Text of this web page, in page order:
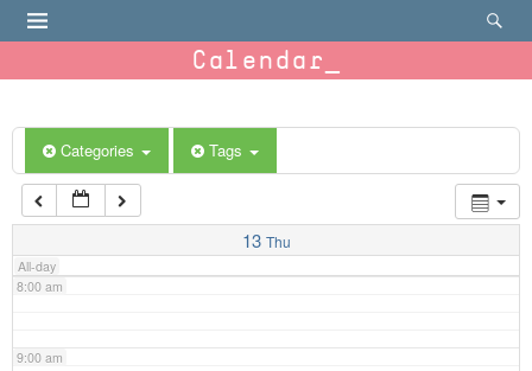
Calendar
Categories Tags
13 Thu
All-day
6:00 am
7:00 am
8:00 am
9:00 am